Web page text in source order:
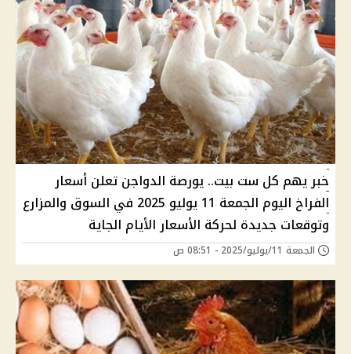
خبر يهم كل ست بيت.. يورصة الدواجن تعلن أسعار
الفراخ اليوم الجمعة 11 يوليو 2025 في السوق والمزارع
وتوقعات جديدة لحركة الأسعار الأيام الجاية
الجمعة 11/يوليو/2025 - 08:51 ص